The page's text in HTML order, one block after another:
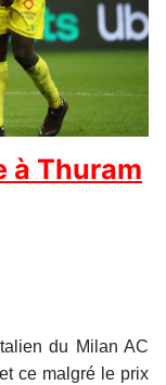
à Thuram
du Milan AC
ce malgré le prix